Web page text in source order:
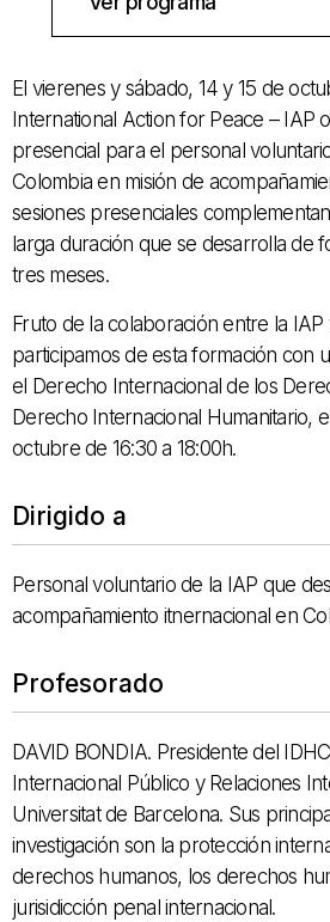
El vierenes y sábado, 14 y 15 de
International Action for Peace – IAP
presencial para el personal
Colombia en misión de
sesiones presenciales
larga duración que se desarrolla de
tres meses.
Fruto de la colaboración entre la IAP
participamos de esta formación con
el Derecho Internacional de los
Derecho Internacional Humanitario,
octubre de 16:30 a 18:00h.
Dirigido a
Personal voluntario de la IAP que
acompañamiento itnernacional en
Profesorado
DAVID BONDIA. Presidente del
Internacional Público y Relaciones
Universitat de Barcelona. Sus
investigación son la protección
derechos humanos, los derechos
jurisidicción penal internacional.